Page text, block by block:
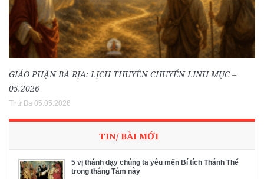
GIÁO PHẬN BÀ RỊA: LỊCH THUYÊN CHUYỂN LINH MỤC –
05.2026
Thứ Ba 05.05.2026
TIN/ BÀI MỚI
5 vị thánh dạy chúng ta yêu mến Bí tích Thánh Thể
trong tháng Tám này